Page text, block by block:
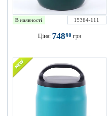
В наявності 15364-111
Ціна: 74890 грн